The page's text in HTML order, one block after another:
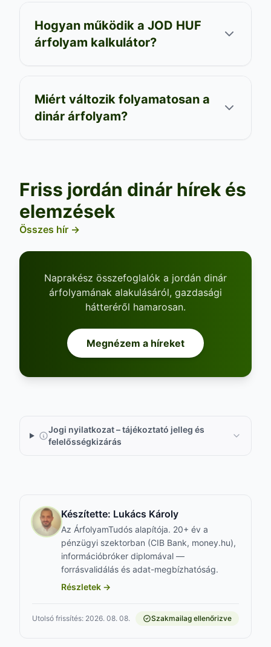
Hogyan működik a JOD HUF
árfolyam kalkulátor?
Miért változik folyamatosan a
dinár árfolyam?
Friss jordán dinár hírek és
elemzések
Összes hír →
Naprakész összefoglalók a jordán dinár
árfolyamának alakulásáról, gazdasági
hátteréről hamarosan.
Megnézem a híreket
Jogi nyilatkozat – tájékoztató jelleg és
felelősségkizárás
Készítette: Lukács Károly
Az ÁrfolyamTudós alapítója. 20+ év a
pénzügyi szektorban (CIB Bank, money.hu),
információbróker diplomával —
forrásvalidálás és adat-megbízhatóság.
Részletek →
Utolsó frissítés: 2026. 08. 08. Szakmailag ellenőrizve